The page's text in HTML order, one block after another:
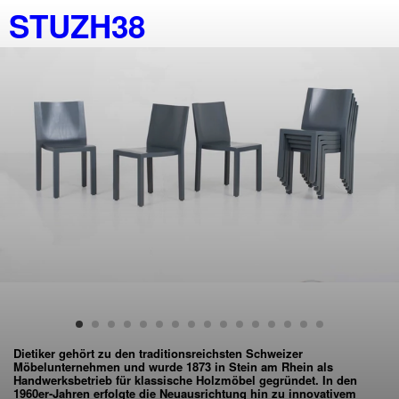
STUZH38
Dietiker gehört zu den traditionsreichsten Schweizer
Möbelunternehmen und wurde 1873 in Stein am Rhein als
Handwerksbetrieb für klassische Holzmöbel gegründet. In den
1960er-Jahren erfolgte die Neuausrichtung hin zu innovativem